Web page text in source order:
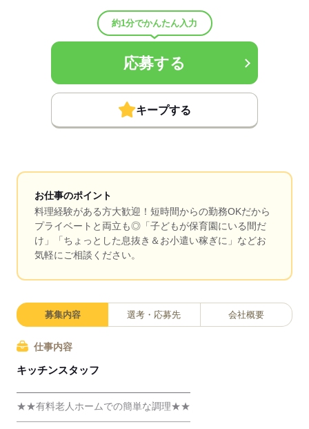
約1分でかんたん入力
応募する
キープする
お仕事のポイント
料理経験がある方大歓迎！短時間からの勤務OKだから
プライベートと両立も◎「子どもが保育園にいる間だ
け」「ちょっとした息抜き＆お小遣い稼ぎに」などお
気軽にご相談ください。
募集内容 選考・応募先 会社概要
仕事内容
キッチンスタッフ
――――――――――――――――――
★★有料老人ホームでの簡単な調理★★
――――――――――――――――――